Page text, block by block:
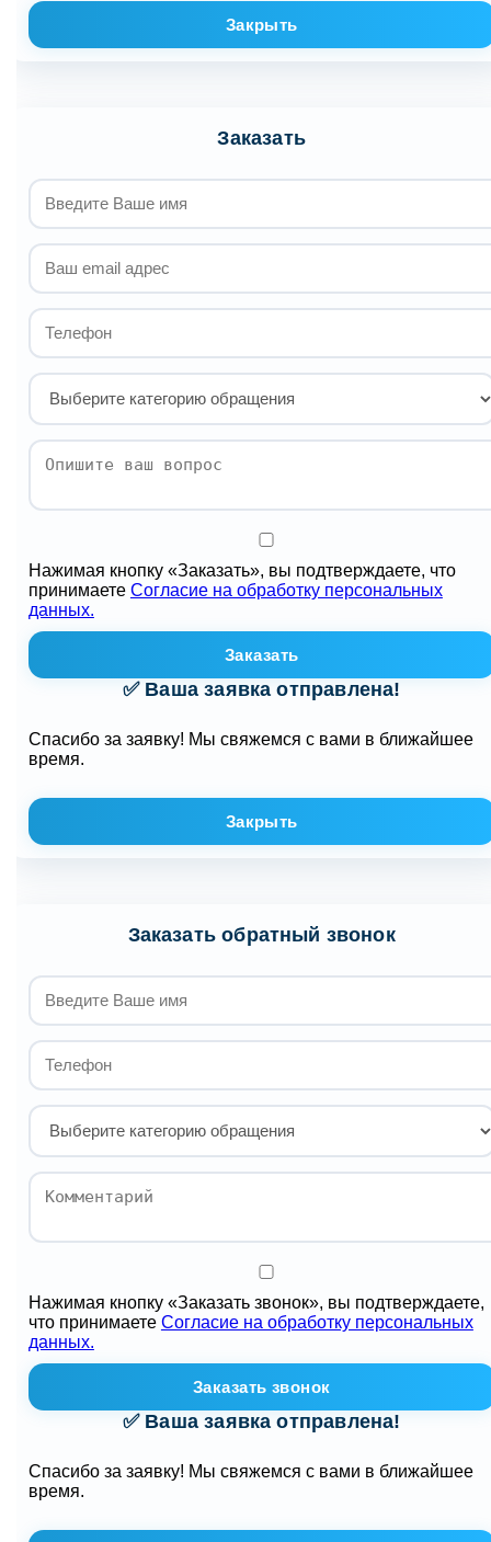
Закрыть
Заказать
Нажимая кнопку «Заказать», вы подтверждаете, что
принимаетеСогласие на обработку персональных
данных.
Заказать
✅ Ваша заявка отправлена!
Спасибо за заявку! Мы свяжемся с вами в ближайшее
время.
Закрыть
Заказать обратный звонок
Нажимая кнопку «Заказать звонок», вы подтверждаете,
что принимаетеСогласие на обработку персональных
данных.
Заказать звонок
✅ Ваша заявка отправлена!
Спасибо за заявку! Мы свяжемся с вами в ближайшее
время.